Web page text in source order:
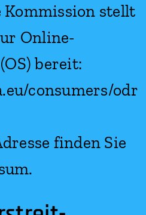
Kommission stellt
Online-
bereit:
consumers/odr
finden Sie